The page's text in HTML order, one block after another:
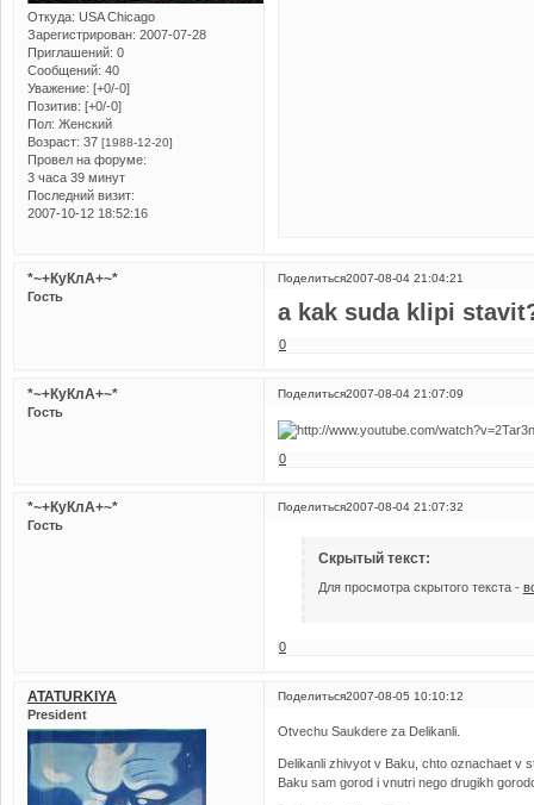
Откуда: USA Chicago
Зарегистрирован: 2007-07-28
Приглашений: 0
Сообщений: 40
Уважение: [+0/-0]
Позитив: [+0/-0]
Пол: Женский
Возраст: 37 [1988-12-20]
Провел на форуме:
3 часа 39 минут
Последний визит:
2007-10-12 18:52:16
Поделиться2007-08-04 21:04:21
*~+КуКлА+~*
Гость
a kak suda klipi
0
Поделиться2007-08-04 21:07:09
*~+КуКлА+~*
Гость
0
Поделиться2007-08-04 21:07:32
*~+КуКлА+~*
Гость
Скрытый текст:
Для просмотра скрытого текста -
0
Поделиться2007-08-05 10:10:12
ATATURKIYA
President
Otvechu Saukdere za Delikanli.
Delikanli zhivyot v Baku, chto oznachaet v
Baku sam gorod i vnutri nego drugikh